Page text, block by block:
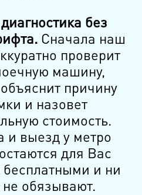
без
Сначала наш
проверит
машину,
причину
и назовет
стоимость.
и выезд у метро
для Вас
бесплатными и ни
не обязывают.